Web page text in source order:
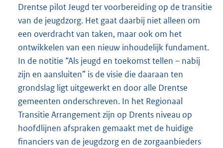
Drentse pilot Jeugd ter voorbereiding op de transitie
van de jeugdzorg. Het gaat daarbij niet alleen om
een overdracht van taken, maar ook om het
ontwikkelen van een nieuw inhoudelijk fundament.
In de notitie “Als jeugd en toekomst tellen – nabij
zijn en aansluiten” is de visie die daaraan ten
grondslag ligt uitgewerkt en door alle Drentse
gemeenten onderschreven. In het Regionaal
Transitie Arrangement zijn op Drents niveau op
hoofdlijnen afspraken gemaakt met de huidige
financiers van de jeugdzorg en de zorgaanbieders